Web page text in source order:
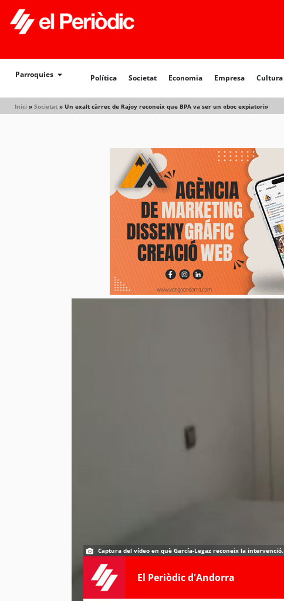
Parroquies Política Societat Economia Empresa Cultura
Inici » Societat » Un exalt càrrec de Rajoy reconeix que BPA va ser un «boc expiatori»
Política Societat
Captura del vídeo en què García-Legaz reconeix la intervenció.
El Periòdic d'Andorra